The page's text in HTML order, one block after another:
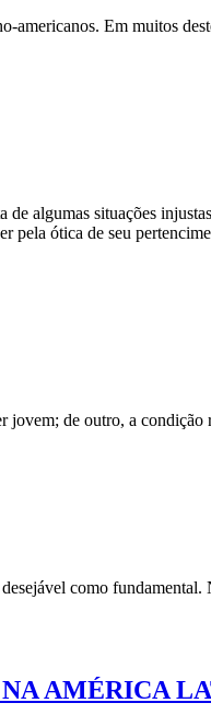
Em muitos
algumas situações
ótica de seu
de outro, a
como
NA AMÉRICA